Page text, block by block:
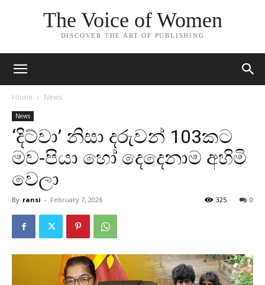
The Voice of Women
DISCOVER THE ART OF PUBLISHING
Home News
News
‘දිට්වා’ නිසා දරුවන් 103කට
මව-පියා හෝ දෙදෙනාම අහිමි
වෙලා
By ransi - February 7, 2026 0
325